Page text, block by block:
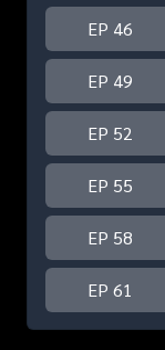
EP 46
EP 49
EP 52
EP 55
EP 58
EP 61